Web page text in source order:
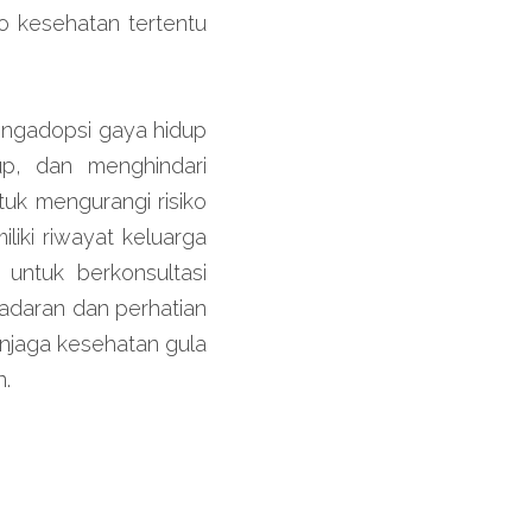
kesehatan tertentu
gaya hidup
dan menghindari
mengurangi risiko
riwayat keluarga
berkonsultasi
dan perhatian
kesehatan gula